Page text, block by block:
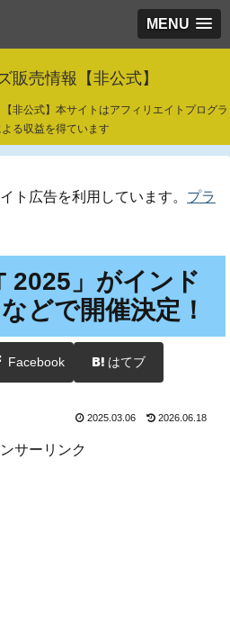
MENU
販売情報【非公式】
非公式】本サイトはアフィリエイトプログラ
る収益を得ています
ト広告を利用しています。 プラ
2025」がインド
どで開催決定！
Facebook はてブ
2025.03.06 2026.06.18
サーリンク